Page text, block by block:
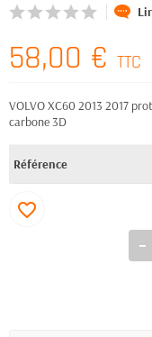
58,00 € TTC
VOLVO XC60 2013 2017
carbone 3D
Référence
favorite_border